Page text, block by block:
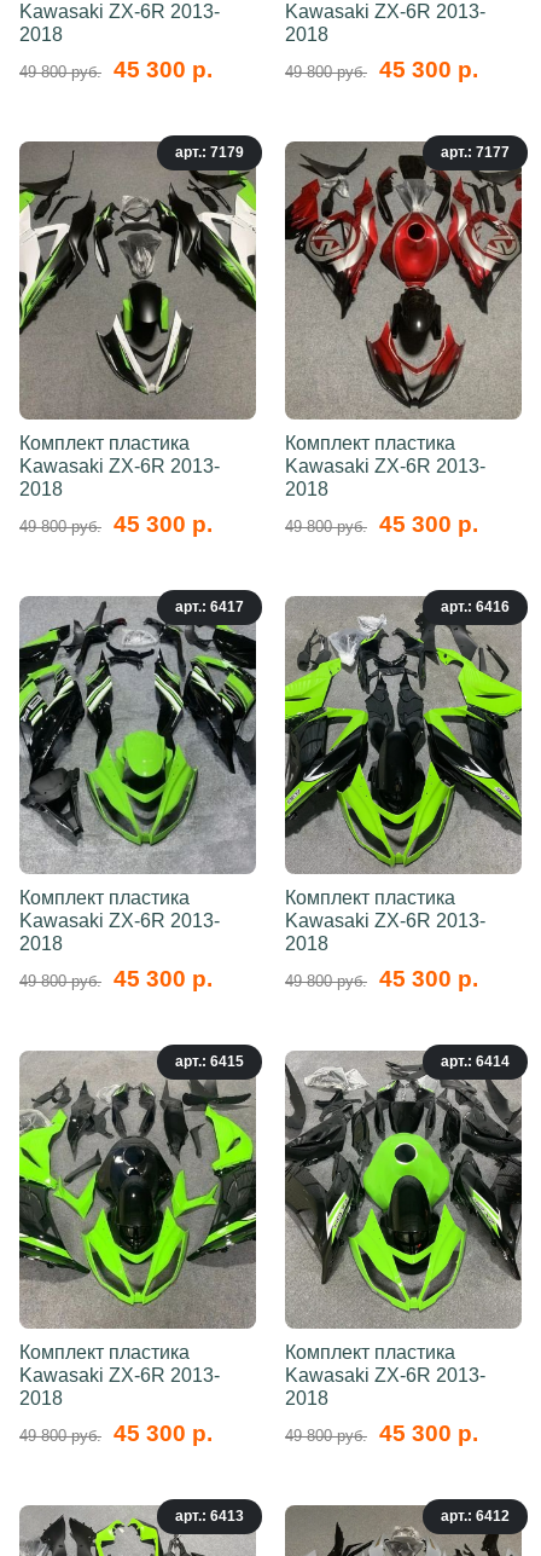
Kawasaki ZX-6R 2013-
2018
49 800 руб. 45 300 р.
Kawasaki ZX-6R 2013-
2018
49 800 руб. 45 300 р.
арт.: 7179
Комплект пластика
Kawasaki ZX-6R 2013-
2018
49 800 руб. 45 300 р.
арт.: 7177
Комплект пластика
Kawasaki ZX-6R 2013-
2018
49 800 руб. 45 300 р.
арт.: 6417
Комплект пластика
Kawasaki ZX-6R 2013-
2018
49 800 руб. 45 300 р.
арт.: 6416
Комплект пластика
Kawasaki ZX-6R 2013-
2018
49 800 руб. 45 300 р.
арт.: 6415
Комплект пластика
Kawasaki ZX-6R 2013-
2018
49 800 руб. 45 300 р.
арт.: 6414
Комплект пластика
Kawasaki ZX-6R 2013-
2018
49 800 руб. 45 300 р.
арт.: 6413 арт.: 6412